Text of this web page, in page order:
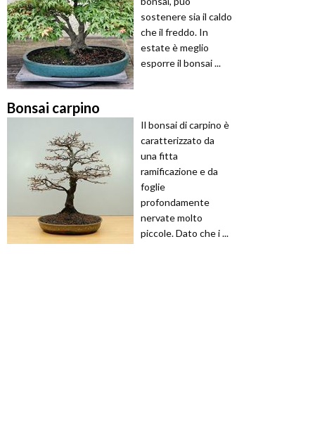
sostenere sia il caldo
che il freddo. In
estate è meglio
esporre il bonsai ...
Bonsai carpino
Il bonsai di carpino è
caratterizzato da
una fitta
ramificazione e da
foglie
profondamente
nervate molto
piccole. Dato che i ...